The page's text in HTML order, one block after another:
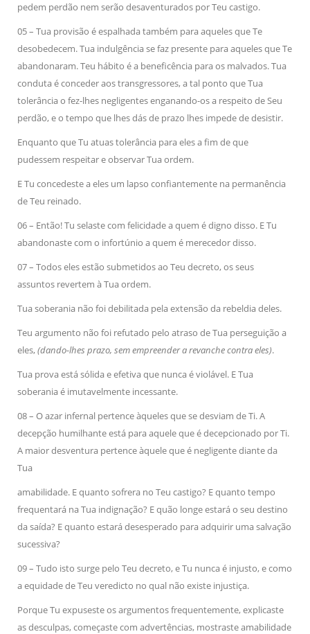
pedem perdão nem serão desaventurados por Teu castigo.
05 – Tua provisão é espalhada também para aqueles que Te
desobedecem. Tua indulgência se faz presente para aqueles que Te
abandonaram. Teu hábito é a beneficência para os malvados. Tua
conduta é conceder aos transgressores, a tal ponto que Tua
tolerância o fez-lhes negligentes enganando-os a respeito de Seu
perdão, e o tempo que lhes dás de prazo lhes impede de desistir.
Enquanto que Tu atuas tolerância para eles a fim de que
pudessem respeitar e observar Tua ordem.
E Tu concedeste a eles um lapso confiantemente na permanência
de Teu reinado.
06 – Então! Tu selaste com felicidade a quem é digno disso. E Tu
abandonaste com o infortúnio a quem é merecedor disso.
07 – Todos eles estão submetidos ao Teu decreto, os seus
assuntos revertem à Tua ordem.
Tua soberania não foi debilitada pela extensão da rebeldia deles.
Teu argumento não foi refutado pelo atraso de Tua perseguição a
eles,(dando-lhes prazo, sem empreender a revanche contra eles).
Tua prova está sólida e efetiva que nunca é violável. E Tua
soberania é imutavelmente incessante.
08 – O azar infernal pertence àqueles que se desviam de Ti. A
decepção humilhante está para aquele que é decepcionado por Ti.
A maior desventura pertence àquele que é negligente diante da
Tua
amabilidade. E quanto sofrera no Teu castigo? E quanto tempo
frequentará na Tua indignação? E quão longe estará o seu destino
da saída? E quanto estará desesperado para adquirir uma salvação
sucessiva?
09 – Tudo isto surge pelo Teu decreto, e Tu nunca é injusto, e como
a equidade de Teu veredicto no qual não existe injustiça.
Porque Tu expuseste os argumentos frequentemente, explicaste
as desculpas, começaste com advertências, mostraste amabilidade